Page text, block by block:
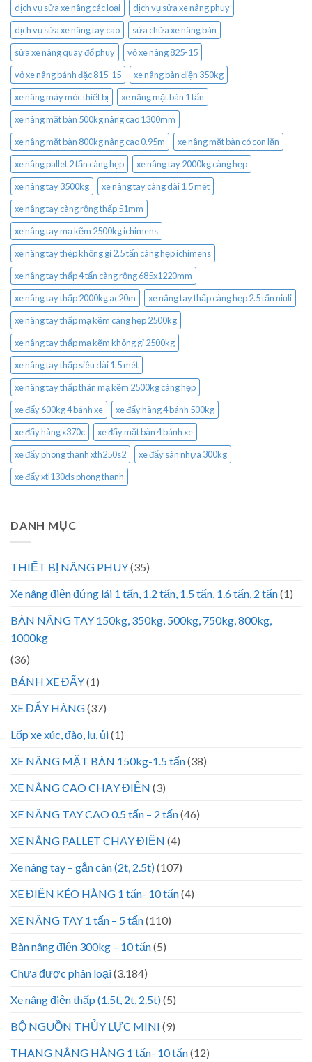
dịch vụ sửa xe nâng các loại
dịch vụ sửa xe nâng phuy
dịch vụ sửa xe nâng tay cao
sửa chữa xe nâng bàn
sửa xe nâng quay đổ phuy
vỏ xe nâng 825-15
vỏ xe nâng bánh đặc 815-15
xe nâng bàn điện 350kg
xe nâng máy móc thiết bị
xe nâng mặt bàn 1 tấn
xe nâng mặt bàn 500kg nâng cao 1300mm
xe nâng mặt bàn 800kg nâng cao 0.95m
xe nâng mặt bàn có con lăn
xe nâng pallet 2 tấn càng hẹp
xe nâng tay 2000kg càng hẹp
xe nâng tay 3500kg
xe nâng tay càng dài 1.5 mét
xe nâng tay càng rộng thấp 51mm
xe nâng tay mạ kẽm 2500kg ichimens
xe nâng tay thép không gỉ 2.5 tấn càng hẹp ichimens
xe nâng tay thấp 4 tấn càng rộng 685x1220mm
xe nâng tay thấp 2000kg ac20m
xe nâng tay thấp càng hẹp 2.5 tấn niuli
xe nâng tay thấp mạ kẽm càng hẹp 2500kg
xe nâng tay thấp mạ kẽm không gỉ 2500kg
xe nâng tay thấp siêu dài 1.5 mét
xe nâng tay thấp thân mạ kẽm 2500kg càng hẹp
xe đẩy 600kg 4 bánh xe
xe đẩy hàng 4 bánh 500kg
xe đẩy hàng x370c
xe đẩy mặt bàn 4 bánh xe
xe đẩy phong thạnh xth250s2
xe đẩy sàn nhựa 300kg
xe đẩy xtl130ds phong thạnh
DANH MỤC
THIẾT BỊ NÂNG PHUY(35)
Xe nâng điện đứng lái 1 tấn, 1.2 tấn, 1.5 tấn, 1.6 tấn, 2 tấn(1)
BÀN NÂNG TAY 150kg, 350kg, 500kg, 750kg, 800kg,
1000kg
(36)
BÁNH XE ĐẨY(1)
XE ĐẨY HÀNG(37)
Lốp xe xúc, đào, lu, ủi(1)
XE NÂNG MẶT BÀN 150kg-1.5 tấn(38)
XE NÂNG CAO CHẠY ĐIỆN (3)
XE NÂNG TAY CAO 0.5 tấn – 2 tấn(46)
XE NÂNG PALLET CHẠY ĐIỆN (4)
Xe nâng tay – gắn cân (2t, 2.5t)(107)
XE ĐIỆN KÉO HÀNG 1 tấn- 10 tấn(4)
XE NÂNG TAY 1 tấn – 5 tấn(110)
Bàn nâng điện 300kg – 10 tấn(5)
Chưa được phân loại(3.184)
Xe nâng điện thấp (1.5t, 2t, 2.5t)(5)
BỘ NGUỒN THỦY LỰC MINI (9)
THANG NÂNG HÀNG 1 tấn- 10 tấn(12)